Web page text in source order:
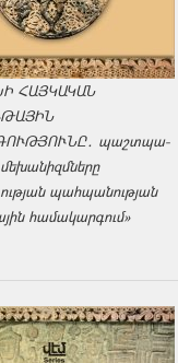
ՀԱՅԿԱԿԱՆ
պաշտպա­
պահպանության
համակարգում»